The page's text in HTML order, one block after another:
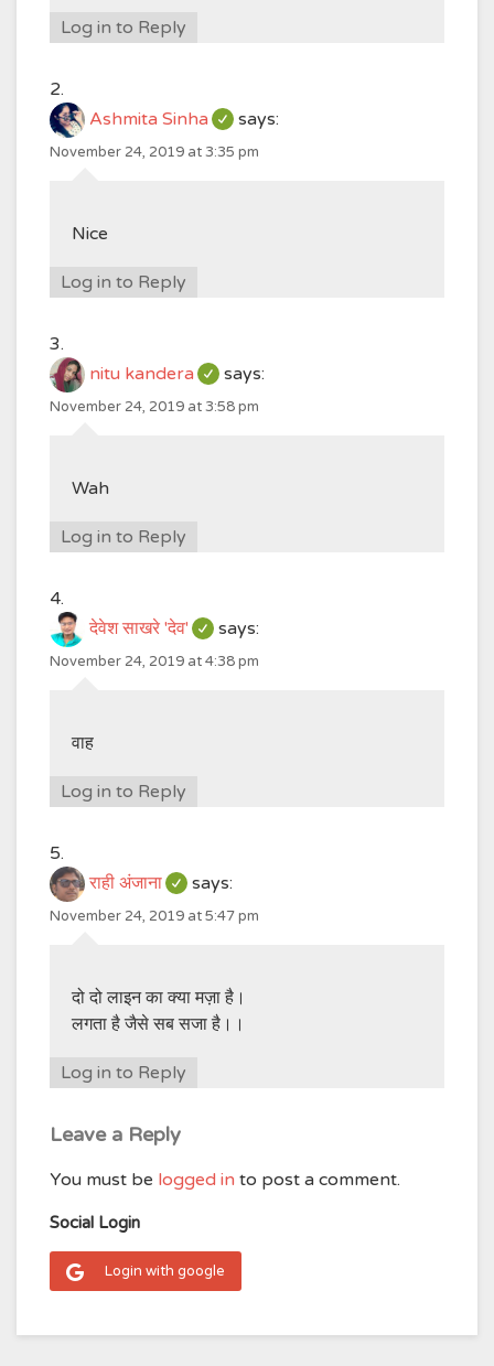
Log in to Reply
Ashmita Sinha says:
November 24, 2019 at 3:35 pm
Nice
Log in to Reply
nitu kandera says:
November 24, 2019 at 3:58 pm
Wah
Log in to Reply
देवेश साखरे 'देव' says:
November 24, 2019 at 4:38 pm
वाह
Log in to Reply
राही अंजाना says:
November 24, 2019 at 5:47 pm
दो दो लाइन का क्या मज़ा है।
लगता है जैसे सब सजा है।।
Log in to Reply
Leave a Reply
You must be logged in to post a comment.
Social Login
Login with google